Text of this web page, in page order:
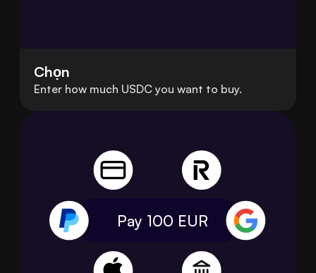
Chọn
Enter how much USDC you want to buy.
Pay 100 EUR